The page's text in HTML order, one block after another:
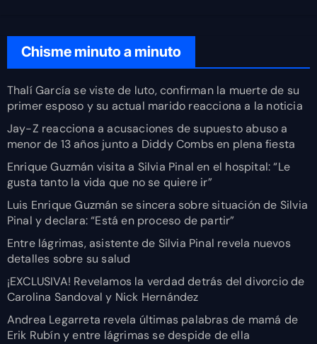
Chisme minuto a minuto
Thalí García se viste de luto, confirman la muerte de su
primer esposo y su actual marido reacciona a la noticia
Jay-Z reacciona a acusaciones de supuesto abuso a
menor de 13 años junto a Diddy Combs en plena fiesta
Enrique Guzmán visita a Silvia Pinal en el hospital: “Le
gusta tanto la vida que no se quiere ir”
Luis Enrique Guzmán se sincera sobre situación de Silvia
Pinal y declara: “Está en proceso de partir”
Entre lágrimas, asistente de Silvia Pinal revela nuevos
detalles sobre su salud
¡EXCLUSIVA! Revelamos la verdad detrás del divorcio de
Carolina Sandoval y Nick Hernández
Andrea Legarreta revela últimas palabras de mamá de
Erik Rubín y entre lágrimas se despide de ella